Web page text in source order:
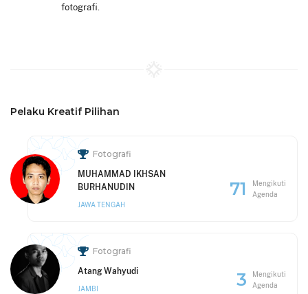
fotografi.
Pelaku Kreatif Pilihan
Fotografi
MUHAMMAD IKHSAN
BURHANUDIN
JAWA TENGAH
71
Mengikuti
Agenda
Fotografi
Atang Wahyudi
JAMBI 3
Mengikuti
Agenda